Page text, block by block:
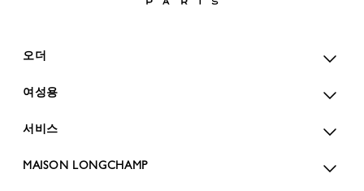
오더
여성용
서비스
MAISON LONGCHAMP